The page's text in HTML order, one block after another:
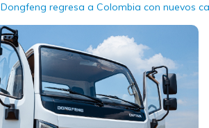
Dongfeng regresa a Colombia con nuevos